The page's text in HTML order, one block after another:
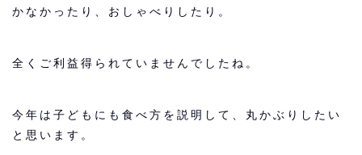
かなかったり、おしゃべりしたり。
全くご利益得られていませんでしたね。
今年は子どもにも食べ方を説明して、丸かぶりしたい
と思います。